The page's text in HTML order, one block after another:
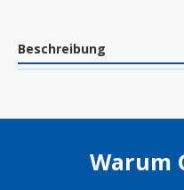
Beschreibung
Warum